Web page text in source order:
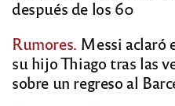
después de los 60
Rumores. Messi aclaró
su hijo Thiago tras las
sobre un regreso al